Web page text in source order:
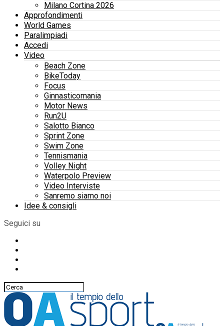
Milano Cortina 2026
Approfondimenti
World Games
Paralimpiadi
Accedi
Video
Beach Zone
BikeToday
Focus
Ginnasticomania
Motor News
Run2U
Salotto Bianco
Sprint Zone
Swim Zone
Tennismania
Volley Night
Waterpolo Preview
Video Interviste
Sanremo siamo noi
Idee & consigli
Seguici su